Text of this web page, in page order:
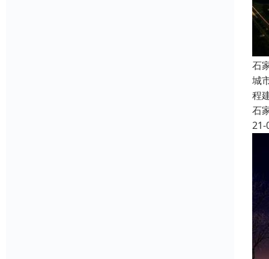
石
城
程
石
21-